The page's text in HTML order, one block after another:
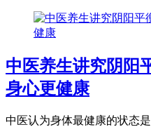
中医养生讲究阴阳
身心更健康
中医认为身体最健康的状态